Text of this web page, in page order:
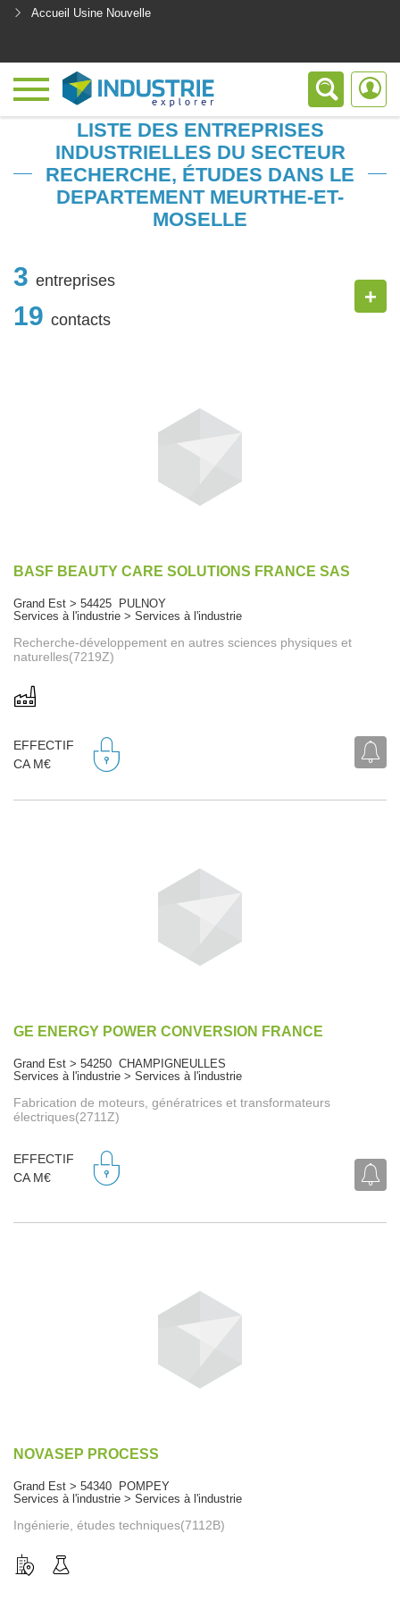
Accueil Usine Nouvelle
LISTE DES ENTREPRISES
INDUSTRIELLES DU SECTEUR
RECHERCHE, ÉTUDES DANS LE
DEPARTEMENT MEURTHE-ET-
MOSELLE
3 entreprises
19 contacts
+
BASF BEAUTY CARE SOLUTIONS FRANCE SAS
Grand Est > 54425 PULNOY
Services à l'industrie > Services à l'industrie
Recherche-développement en autres sciences physiques et
naturelles(7219Z)
EFFECTIF
CA M€
GE ENERGY POWER CONVERSION FRANCE
Grand Est > 54250 CHAMPIGNEULLES
Services à l'industrie > Services à l'industrie
Fabrication de moteurs, génératrices et transformateurs
électriques(2711Z)
EFFECTIF
CA M€
NOVASEP PROCESS
Grand Est > 54340 POMPEY
Services à l'industrie > Services à l'industrie
Ingénierie, études techniques(7112B)